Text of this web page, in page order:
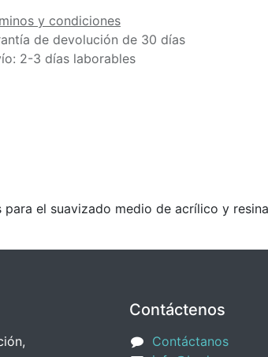
y condiciones
de devolución de 30 días
2-3 días laborables
el suavizado medio de acrílico y
Contáctenos
Contáctanos